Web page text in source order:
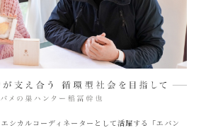
シカルコーディネーターとして活躍する「エバン